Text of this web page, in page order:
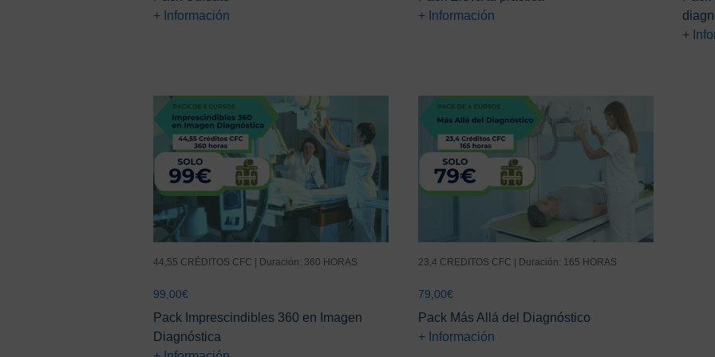
+ Información
original
era:
actual
+ Información
+
44,55 CRÉDITOS CFC | Duración: 360 HORAS
99,00€
Pack Imprescindibles 360 en Imagen
Diagnóstica
23,4 CREDITOS CFC | Duración: 165 HORAS
79,00€
Pack Más Allá del Diagnóstico
+ Información